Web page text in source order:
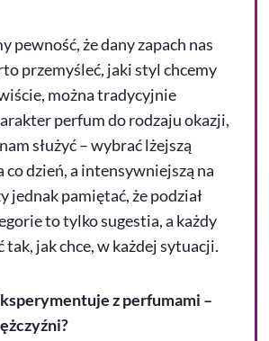
pewność, że dany zapach nas
przemyśleć, jaki styl chcemy
można tradycyjnie
perfum do rodzaju okazji,
służyć – wybrać lżejszą
co dzień, a intensywniejszą na
jednak pamiętać, że podział
to tylko sugestia, a każdy
tak, jak chce, w każdej sytuacji.
z perfumami –